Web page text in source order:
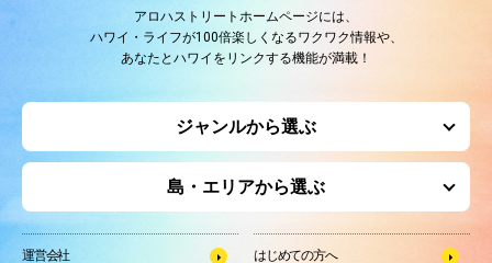
アロハストリートホームページには、
ハワイ・ライフが100倍楽しくなるワクワク情報や、
あなたとハワイをリンクする機能が満載！
ジャンルから選ぶ
島・エリアから選ぶ
運営会社 はじめての方へ